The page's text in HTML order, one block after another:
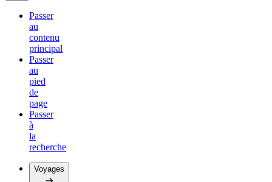
Passer
au
contenu
principal
Passer
au
pied
de
page
Passer
à
la
recherche
Voyages